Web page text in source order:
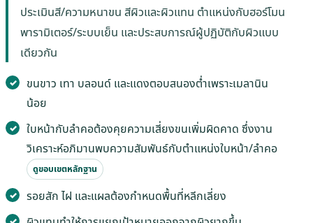
ประเมินสี/ความหนาขน สีผิวและผิวแทน ตำแหน่งกับฮอร์โมน
พารามิเตอร์/ระบบเย็น และประสบการณ์ผู้ปฏิบัติกับผิวแบบ
เดียวกัน
ขนขาว เทา บลอนด์ และแดงตอบสนองต่ำเพราะเมลานิน
น้อย
ใบหน้ากับลำคอต้องคุยความเสี่ยงขนเพิ่มผิดคาด ซึ่งงาน
วิเคราะห์อภิมานพบความสัมพันธ์กับตำแหน่งใบหน้า/ลำคอ
ดูขอบเขตหลักฐาน
รอยสัก ไฝ และแผลต้องกำหนดพื้นที่หลีกเลี่ยง